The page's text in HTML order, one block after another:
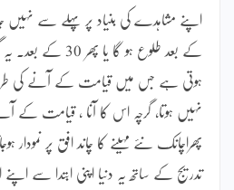
کے بعد طلوع ہو گا یا
ہوتی ہے جس میں قیامت کے آنے کی
نہیں ہوتا، گرچہ اس کا آنا ، قیامت کے
پھراچانک نئے مہینے کا چاند افق پر
تدریج کے ساتھ یہ دنیا اپنی ابتدا سے اپنے